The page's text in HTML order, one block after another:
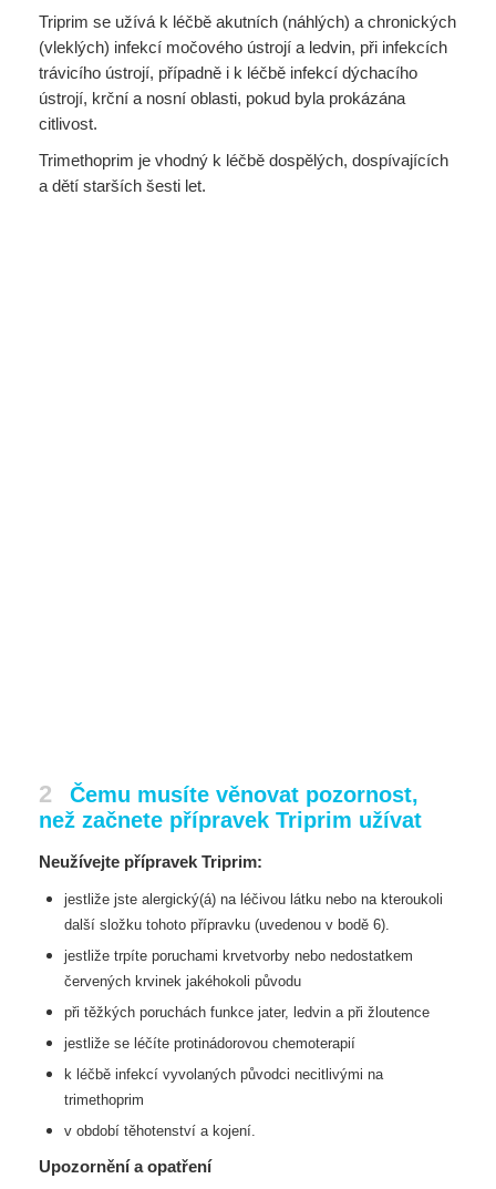
Triprim se užívá k léčbě akutních (náhlých) a chronických
(vleklých) infekcí močového ústrojí a ledvin, při infekcích
trávicího ústrojí, případně i k léčbě infekcí dýchacího
ústrojí, krční a nosní oblasti, pokud byla prokázána
citlivost.
Trimethoprim je vhodný k léčbě dospělých, dospívajících
a dětí starších šesti let.
2
Čemu musíte věnovat pozornost,
než začnete přípravek Triprim užívat
Neužívejte přípravek Triprim:
jestliže jste alergický(á) na léčivou látku nebo na kteroukoli
další složku tohoto přípravku (uvedenou v bodě 6).
jestliže trpíte poruchami krvetvorby nebo nedostatkem
červených krvinek jakéhokoli původu
při těžkých poruchách funkce jater, ledvin a při žloutence
jestliže se léčíte protinádorovou chemoterapií
k léčbě infekcí vyvolaných původci necitlivými na
trimethoprim
v období těhotenství a kojení.
Upozornění a opatření